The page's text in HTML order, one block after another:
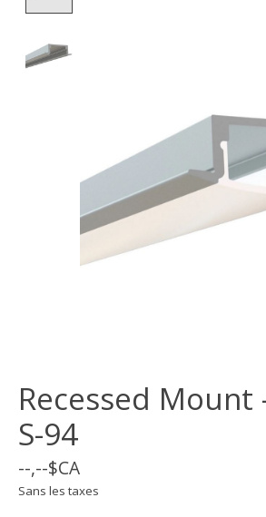
Recessed Mount
S-94
--,--$CA
Sans les taxes